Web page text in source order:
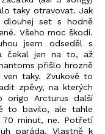
taky otravovat. Jak
dlouhej set s hodně
Všeho moc škodí.
jsem odseděl s
čekal jen na to, až
přišlo hrozně
taky. Zvukově to
zpěvy, na kterých
origo Arcturus další
to bavilo, ale tahle
70 minut, ne. Potřetí
paráda. Vlastně k